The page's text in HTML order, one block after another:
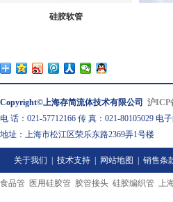
硅胶软管
Copyright©上海存简流体技术有限公司 沪ICP
电 话：021-57712166 传 真：021-80105029 电
地址：上海市松江区荣乐东路2369弄1号楼
关于我们 技术支持 网站地图 销售条
食品管 医用硅胶管 胶管接头 硅胶编织管 上